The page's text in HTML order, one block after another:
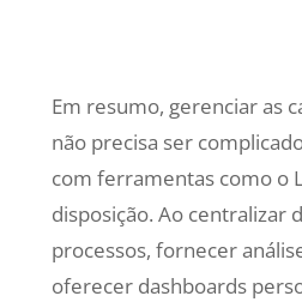
Em resumo, gerenciar as
não precisa ser
com ferramentas como o
disposição. Ao centralizar
processos, fornecer
oferecer dashboards